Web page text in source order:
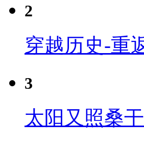
2
穿越历史-重
3
太阳又照桑